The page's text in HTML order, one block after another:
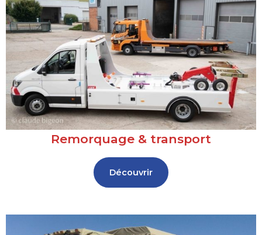
Remorquage & transport
Découvrir